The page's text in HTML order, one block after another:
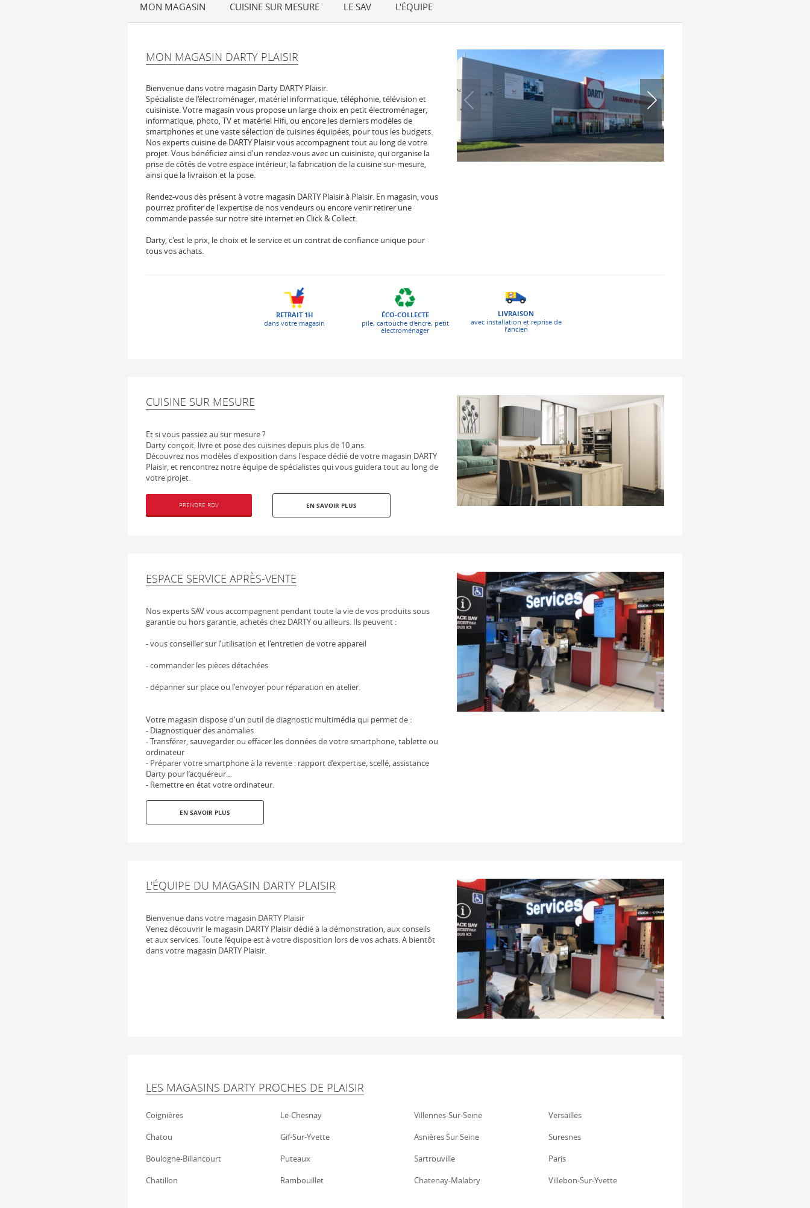
MON MAGASIN CUISINE SUR MESURE LE SAV L'ÉQUIPE
MON MAGASIN DARTY PLAISIR
Bienvenue dans votre magasin Darty DARTY Plaisir.
Spécialiste de l‘électroménager, matériel informatique, téléphonie, télévision et
cuisiniste. Votre magasin vous propose un large choix en petit électroménager,
informatique, photo, TV et matériel Hifi, ou encore les derniers modèles de
smartphones et une vaste sélection de cuisines équipées, pour tous les budgets.
Nos experts cuisine de DARTY Plaisir vous accompagnent tout au long de votre
projet. Vous bénéficiez ainsi d'un rendez-vous avec un cuisiniste, qui organise la
prise de côtés de votre espace intérieur, la fabrication de la cuisine sur-mesure,
ainsi que la livraison et la pose.
Rendez-vous dès présent à votre magasin DARTY Plaisir à Plaisir. En magasin, vous
pourrez profiter de l'expertise de nos vendeurs ou encore venir retirer une
commande passée sur notre site internet en Click & Collect.
Darty, c'est le prix, le choix et le service et un contrat de confiance unique pour
tous vos achats.
RETRAIT 1H
dans votre magasin
ÉCO-COLLECTE
pile, cartouche d'encre, petit
électroménager
LIVRAISON
avec installation et reprise de
l’ancien
CUISINE SUR MESURE
Et si vous passiez au sur mesure ?
Darty conçoit, livre et pose des cuisines depuis plus de 10 ans.
Découvrez nos modèles d'exposition dans l'espace dédié de votre magasin DARTY
Plaisir, et rencontrez notre équipe de spécialistes qui vous guidera tout au long de
votre projet.
PRENDRE RDV EN SAVOIR PLUS
ESPACE SERVICE APRÈS-VENTE
Nos experts SAV vous accompagnent pendant toute la vie de vos produits sous
garantie ou hors garantie, achetés chez DARTY ou ailleurs. Ils peuvent :
- vous conseiller sur l’utilisation et l'entretien de votre appareil
- commander les pièces détachées
- dépanner sur place ou l'envoyer pour réparation en atelier.
Votre magasin dispose d'un outil de diagnostic multimédia qui permet de :
- Diagnostiquer des anomalies
- Transférer, sauvegarder ou effacer les données de votre smartphone, tablette ou
ordinateur
- Préparer votre smartphone à la revente : rapport d’expertise, scellé, assistance
Darty pour l’acquéreur…
- Remettre en état votre ordinateur.
EN SAVOIR PLUS
L'ÉQUIPE DU MAGASIN DARTY PLAISIR
Bienvenue dans votre magasin DARTY Plaisir
Venez découvrir le magasin DARTY Plaisir dédié à la démonstration, aux conseils
et aux services. Toute l’équipe est à votre disposition lors de vos achats. A bientôt
dans votre magasin DARTY Plaisir.
LES MAGASINS DARTY PROCHES DE PLAISIR
Coignières Le-Chesnay Villennes-Sur-Seine
Versailles
Chatou
Gif-Sur-Yvette Asnières Sur Seine
Suresnes
Boulogne-Billancourt
Puteaux Sartrouville
Paris
Chatillon
Rambouillet Chatenay-Malabry Villebon-Sur-Yvette